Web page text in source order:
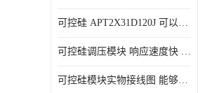
可控硅 APT2X31D120J 可以提供稳定的电压输出
可控硅调压模块 响应速度快 可控性强
可控硅模块实物接线图 能够减少能量损耗 响应速度快